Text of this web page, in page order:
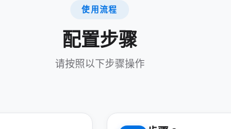
使用流程
配置步骤
请按照以下步骤操作